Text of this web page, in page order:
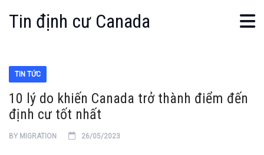
Tin định cư Canada
TIN TỨC
10 lý do khiến Canada trở thành điểm đến
định cư tốt nhất
BY MIGRATION 26/05/2023